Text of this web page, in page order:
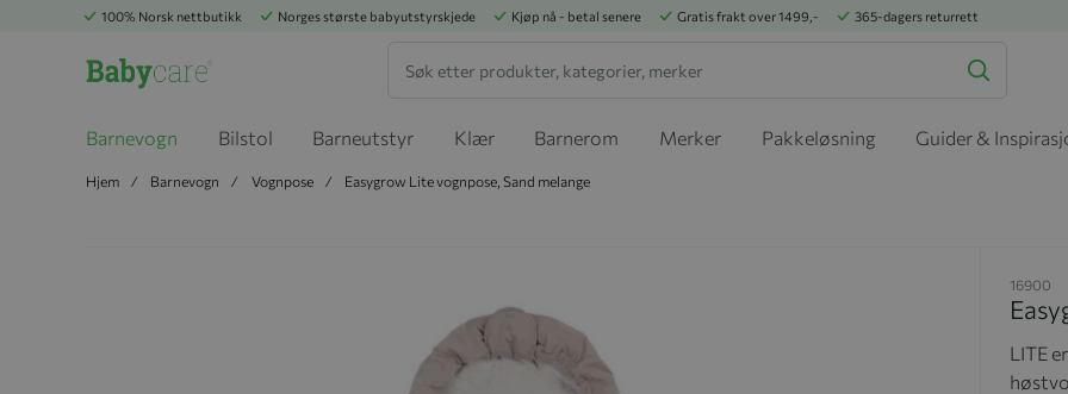
100% Norsk nettbutikk Norges største babyutstyrskjede Kjøp nå - betal senere Gratis frakt over 1499,- 365-dagers returrett
Barnevogn Bilstol Barneutstyr Klær Barnerom Merker Pakkeløsning Guider &
Hjem Barnevogn Vognpose Easygrow Lite vognpose, Sand melange
16900
LITE